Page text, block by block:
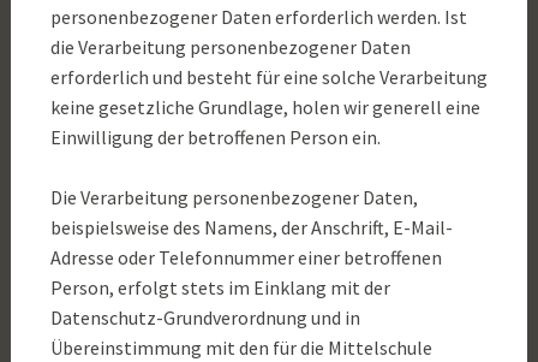
personenbezogener Daten erforderlich werden. Ist
die Verarbeitung personenbezogener Daten
erforderlich und besteht für eine solche Verarbeitung
keine gesetzliche Grundlage, holen wir generell eine
Einwilligung der betroffenen Person ein.
Die Verarbeitung personenbezogener Daten,
beispielsweise des Namens, der Anschrift, E-Mail-
Adresse oder Telefonnummer einer betroffenen
Person, erfolgt stets im Einklang mit der
Datenschutz-Grundverordnung und in
Übereinstimmung mit den für die Mittelschule